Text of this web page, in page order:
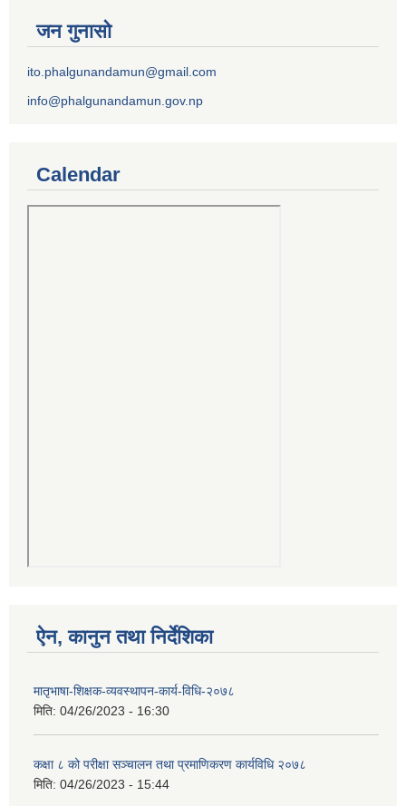
जन गुनासो
ito.phalgunandamun@gmail.com
info@phalgunandamun.gov.np
Calendar
ऐन, कानुन तथा निर्देशिका
मातृभाषा-शिक्षक-व्यवस्थापन-कार्य-विधि-२०७८
मिति: 04/26/2023 - 16:30
कक्षा ८ को परीक्षा सञ्चालन तथा प्रमाणिकरण कार्यविधि २०७८
मिति: 04/26/2023 - 15:44